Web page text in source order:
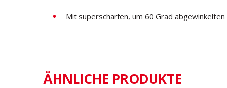
Mit superscharfen, um 60 Grad
ÄHNLICHE PRODUKTE